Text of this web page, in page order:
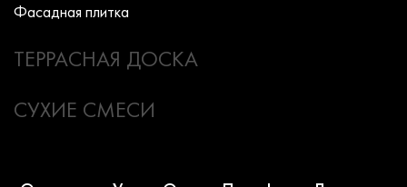
Фасадная плитка
ТЕРРАСНАЯ ДОСКА
СУХИЕ СМЕСИ